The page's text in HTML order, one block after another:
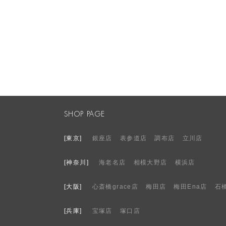
SHOP PAGE
[東京] 銀座店 表参道店 調布店 立川店
[神奈川] 海老名店 相模大野店 横浜店
[大阪] 心斎橋grace店 梅田店 梅田Ena店 石
[兵庫] 宝塚店 塚口店